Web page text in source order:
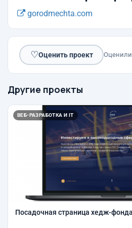
gorodmechta.com
♡Оценить проект Оценили
Другие проекты
ВЕБ-РАЗРАБОТКА И IT
Посадочная страница хедж-фонда